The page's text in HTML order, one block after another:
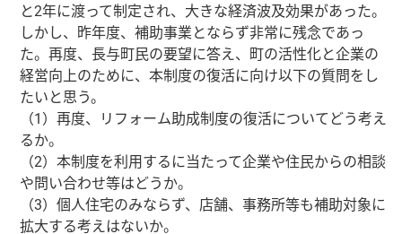
と2年に渡って制定され、大きな経済波及効果があった。
しかし、昨年度、補助事業とならず非常に残念であっ
た。再度、長与町民の要望に答え、町の活性化と企業の
経営向上のために、本制度の復活に向け以下の質問をし
たいと思う。
（1）再度、リフォーム助成制度の復活についてどう考え
るか。
（2）本制度を利用するに当たって企業や住民からの相談
や問い合わせ等はどうか。
（3）個人住宅のみならず、店舗、事務所等も補助対象に
拡大する考えはないか。